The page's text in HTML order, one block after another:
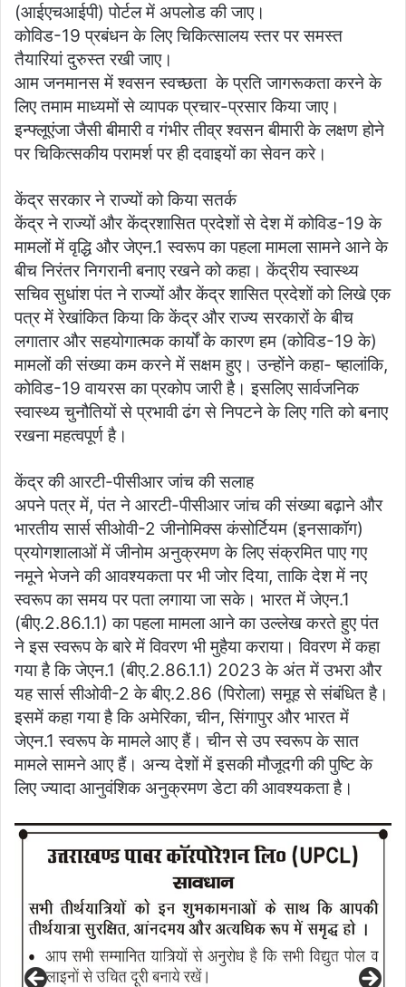
(आईएचआईपी) पोर्टल में अपलोड की जाए।
कोविड-19 प्रबंधन के लिए चिकित्सालय स्तर पर समस्त
तैयारियां दुरुस्त रखी जाए।
आम जनमानस में श्वसन स्वच्छता के प्रति जागरूकता करने के
लिए तमाम माध्यमों से व्यापक प्रचार-प्रसार किया जाए।
इन्फ्लूएंजा जैसी बीमारी व गंभीर तीव्र श्वसन बीमारी के लक्षण होने
पर चिकित्सकीय परामर्श पर ही दवाइयों का सेवन करे।
केंद्र सरकार ने राज्यों को किया सतर्क
केंद्र ने राज्यों और केंद्रशासित प्रदेशों से देश में कोविड-19 के
मामलों में वृद्धि और जेएन.1 स्वरूप का पहला मामला सामने आने के
बीच निरंतर निगरानी बनाए रखने को कहा। केंद्रीय स्वास्थ्य
सचिव सुधांश पंत ने राज्यों और केंद्र शासित प्रदेशों को लिखे एक
पत्र में रेखांकित किया कि केंद्र और राज्य सरकारों के बीच
लगातार और सहयोगात्मक कार्यों के कारण हम (कोविड-19 के)
मामलों की संख्या कम करने में सक्षम हुए। उन्होंने कहा- ष्हालांकि,
कोविड-19 वायरस का प्रकोप जारी है। इसलिए सार्वजनिक
स्वास्थ्य चुनौतियों से प्रभावी ढंग से निपटने के लिए गति को बनाए
रखना महत्वपूर्ण है।
केंद्र की आरटी-पीसीआर जांच की सलाह
अपने पत्र में, पंत ने आरटी-पीसीआर जांच की संख्या बढ़ाने और
भारतीय सार्स सीओवी-2 जीनोमिक्स कंसोर्टियम (इनसाकॉग)
प्रयोगशालाओं में जीनोम अनुक्रमण के लिए संक्रमित पाए गए
नमूने भेजने की आवश्यकता पर भी जोर दिया, ताकि देश में नए
स्वरूप का समय पर पता लगाया जा सके। भारत में जेएन.1
(बीए.2.86.1.1) का पहला मामला आने का उल्लेख करते हुए पंत
ने इस स्वरूप के बारे में विवरण भी मुहैया कराया। विवरण में कहा
गया है कि जेएन.1 (बीए.2.86.1.1) 2023 के अंत में उभरा और
यह सार्स सीओवी-2 के बीए.2.86 (पिरोला) समूह से संबंधित है।
इसमें कहा गया है कि अमेरिका, चीन, सिंगापुर और भारत में
जेएन.1 स्वरूप के मामले आए हैं। चीन से उप स्वरूप के सात
मामले सामने आए हैं। अन्य देशों में इसकी मौजूदगी की पुष्टि के
लिए ज्यादा आनुवंशिक अनुक्रमण डेटा की आवश्यकता है।